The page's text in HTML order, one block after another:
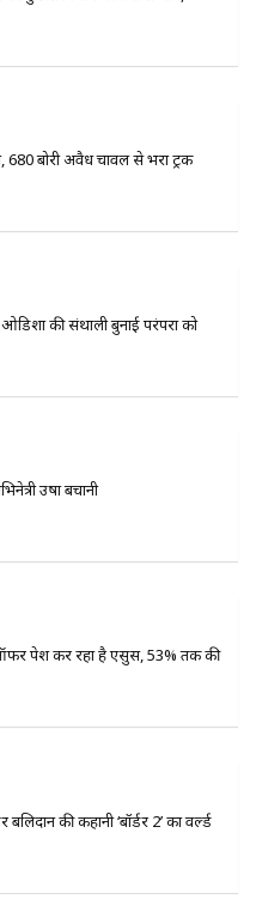
बोरी अवैध चावल से भरा ट्रक
की संथाली बुनाई परंपरा को
उषा बचानी
पेश कर रहा है एसुस, 53% तक की
की कहानी ‘बॉर्डर 2’ का वर्ल्ड